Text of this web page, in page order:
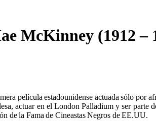
McKinney (1912 –
película estadounidense actuada sólo por
actuar en el London Palladium y ser parte
de la Fama de Cineastas Negros de EE.UU.